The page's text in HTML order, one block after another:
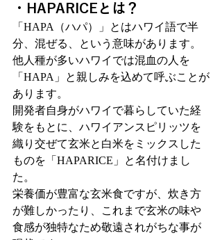
・HAPARICEとは？
「HAPA（ハパ）」とはハワイ語で半
分、混ぜる、という意味があります。
他人種が多いハワイでは混血の人を
「HAPA」と親しみを込めて呼ぶことが
あります。
開発者自身がハワイで暮らしていた経
験をもとに、ハワイアンスピリッツを
織り交ぜて玄米と白米をミックスした
ものを「HAPARICE」と名付けまし
た。
栄養価が豊富な玄米食ですが、炊き方
が難しかったり、これまで玄米の味や
食感が独特なため敬遠されがちな事が